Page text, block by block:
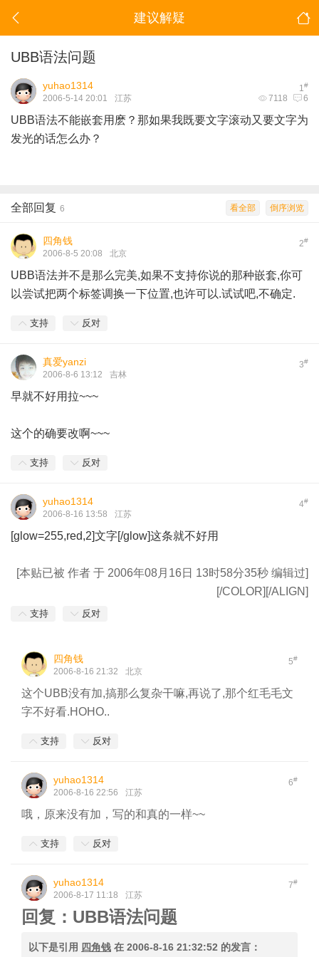
建议解疑
UBB语法问题
1#
yuhao1314
7118 6
2006-5-14 20:01 江苏
UBB语法不能嵌套用麽？那如果我既要文字滚动又要文字为
发光的话怎么办？
倒序浏览
看全部
全部回复 6
2#
四角钱
2006-8-5 20:08 北京
UBB语法并不是那么完美,如果不支持你说的那种嵌套,你可
以尝试把两个标签调换一下位置,也许可以.试试吧,不确定.
支持 反对
3#
真爱yanzi
2006-8-6 13:12 吉林
早就不好用拉~~~
这个的确要改啊~~~
支持 反对
4#
yuhao1314
2006-8-16 13:58 江苏
[glow=255,red,2]文字[/glow]这条就不好用
[本贴已被 作者 于 2006年08月16日 13时58分35秒 编辑过]
[/COLOR][/ALIGN]
支持 反对
5#
四角钱
2006-8-16 21:32 北京
这个UBB没有加,搞那么复杂干嘛,再说了,那个红毛毛文
字不好看.HOHO..
支持 反对
6#
yuhao1314
2006-8-16 22:56 江苏
哦，原来没有加，写的和真的一样~~
支持 反对
7#
yuhao1314
2006-8-17 11:18 江苏
回复：UBB语法问题
以下是引用 四角钱 在 2006-8-16 21:32:52 的发言：